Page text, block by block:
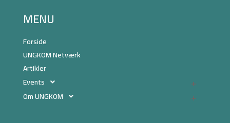
MENU
Forside
UNGKOM Netværk
Artikler
Events
Om UNGKOM